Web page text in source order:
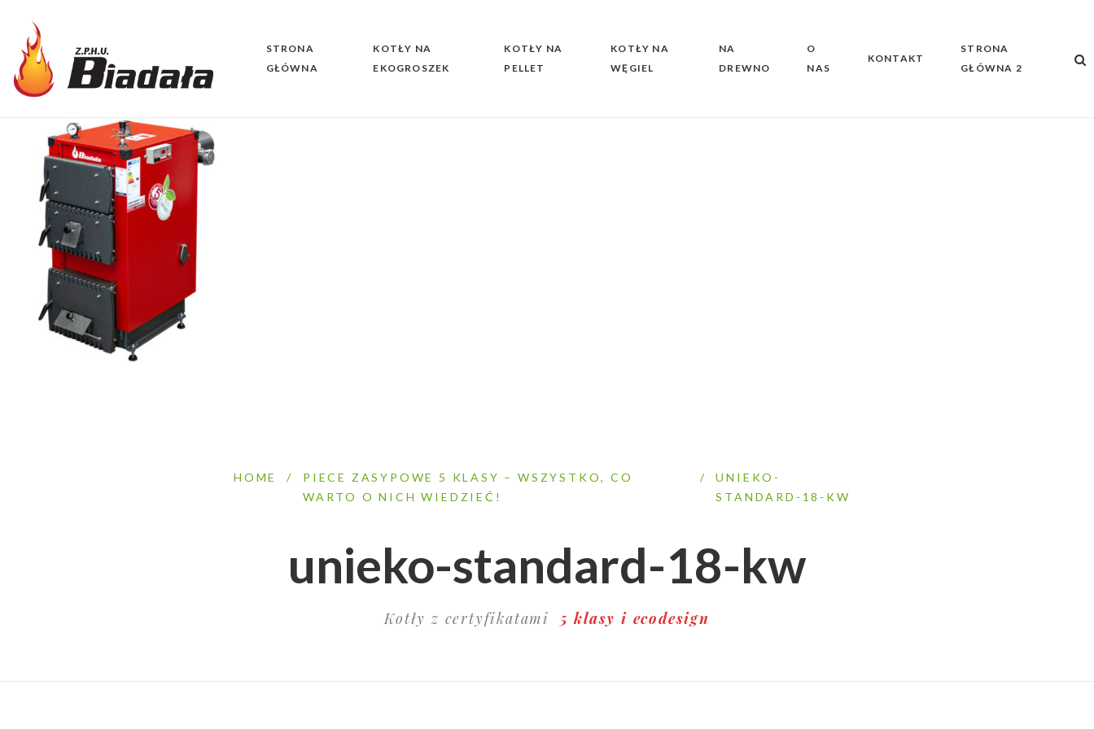
STRONA
GŁÓWNA
KOTŁY NA
EKOGROSZEK
KOTŁY NA
PELLET
KOTŁY NA
WĘGIEL
NA
DREWNO
O
NAS
KONTAKT
STRONA
GŁÓWNA 2
HOME /
PIECE ZASYPOWE 5 KLASY – WSZYSTKO, CO
WARTO O NICH WIEDZIEĆ!
/
UNIEKO-
STANDARD-18-KW
unieko-standard-18-kw
Kotły z certyfikatami 5 klasy i ecodesign